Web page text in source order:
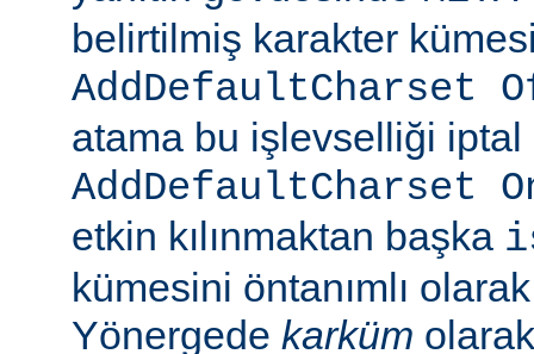
belirtilmiş karakter
AddDefaultCharset
atama bu işlevselliği iptal
AddDefaultCharset
etkin kılınmaktan başka
kümesini öntanımlı
Yönergede karküm